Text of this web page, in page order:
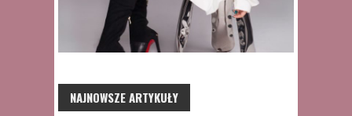
NAJNOWSZE ARTYKUŁY